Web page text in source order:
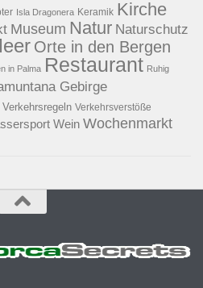
Isla Dragonera Keramik Kirche
Museum Natur Naturschutz
Orte in den Bergen
in Palma Restaurant Ruhig
Gebirge
Verkehrsregeln Verkehrsverstöße
Wein Wochenmarkt